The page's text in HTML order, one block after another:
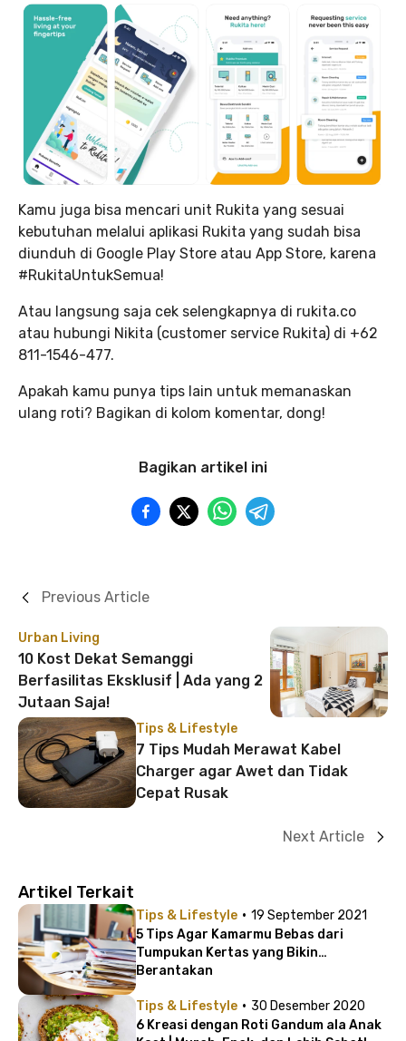
Kamu juga bisa mencari unit Rukita yang sesuai
kebutuhan melalui aplikasi Rukita yang sudah bisa
diunduh di Google Play Store atau App Store, karena
#RukitaUntukSemua!
Atau langsung saja cek selengkapnya di rukita.co
atau hubungi Nikita (customer service Rukita) di +62
811-1546-477.
Apakah kamu punya tips lain untuk memanaskan
ulang roti? Bagikan di kolom komentar, dong!
Bagikan artikel ini
Urban Living
10 Kost Dekat Semanggi
Berfasilitas Eksklusif | Ada yang 2
Jutaan Saja!
Previous Article
Tips & Lifestyle
7 Tips Mudah Merawat Kabel
Charger agar Awet dan Tidak
Cepat Rusak
Next Article
Artikel Terkait
Tips & Lifestyle · 19 September 2021
5 Tips Agar Kamarmu Bebas dari
Tumpukan Kertas yang Bikin
Berantakan
Tips & Lifestyle · 30 Desember 2020
6 Kreasi dengan Roti Gandum ala Anak